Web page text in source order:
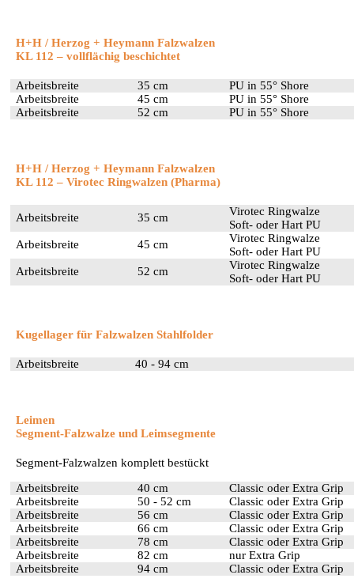
H+H / Herzog + Heymann Falzwalzen
KL 112 – vollflächig beschichtet
Arbeitsbreite 35 cm
PU in 55° Shore
Arbeitsbreite
45 cm
PU in 55° Shore
Arbeitsbreite
52 cm PU in 55° Shore
H+H / Herzog + Heymann Falzwalzen
KL 112 – Virotec Ringwalzen (Pharma)
Arbeitsbreite 35 cm
Virotec Ringwalze
Soft- oder Hart PU
Arbeitsbreite
45 cm
Virotec Ringwalze
Soft- oder Hart PU
Arbeitsbreite
52 cm
Virotec Ringwalze
Soft- oder Hart PU
Kugellager für Falzwalzen Stahlfolder
Arbeitsbreite 40 - 94 cm
Leimen
Segment-Falzwalze und Leimsegmente
Segment-Falzwalzen komplett bestückt
Arbeitsbreite
40 cm
Classic oder Extra Grip
Arbeitsbreite
50 - 52 cm
Classic oder Extra Grip
Arbeitsbreite
56 cm
Classic oder Extra Grip
Arbeitsbreite
66 cm
Classic oder Extra Grip
Arbeitsbreite
78 cm
Classic oder Extra Grip
Arbeitsbreite
82 cm
nur Extra Grip
Arbeitsbreite
94 cm Classic oder Extra Grip